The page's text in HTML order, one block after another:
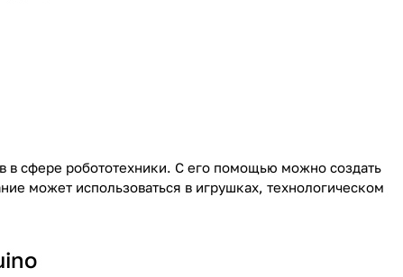
в сфере робототехники. С его помощью можно создать
может использоваться в игрушках, технологическом